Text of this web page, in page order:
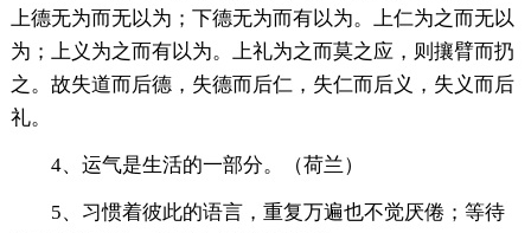
上德无为而无以为；下德无为而有以为。上仁为之而无以
为；上义为之而有以为。上礼为之而莫之应，则攘臂而扔
之。故失道而后德，失德而后仁，失仁而后义，失义而后
礼。
4、运气是生活的一部分。（荷兰）
5、习惯着彼此的语言，重复万遍也不觉厌倦；等待